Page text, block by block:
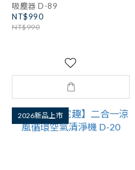
吸塵器 D-89
NT$990
NT$990
2026新品上市